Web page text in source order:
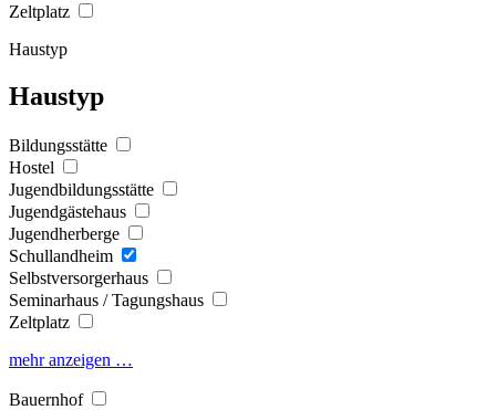
Zeltplatz
Haustyp
Haustyp
Bildungsstätte
Hostel
Jugendbildungsstätte
Jugendgästehaus
Jugendherberge
Schullandheim
Selbstversorgerhaus
Seminarhaus / Tagungshaus
Zeltplatz
mehr anzeigen …
Bauernhof